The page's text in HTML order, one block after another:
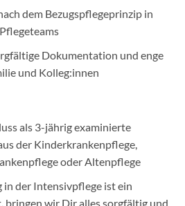
dem Bezugspflegeprinzip in
Dokumentation und enge
und Kolleg:innen
als 3-jährig examinierte
der Kinderkrankenpflege,
oder Altenpflege
in der Intensivpflege ist ein
bringen wir Dir alles sorgfältig und